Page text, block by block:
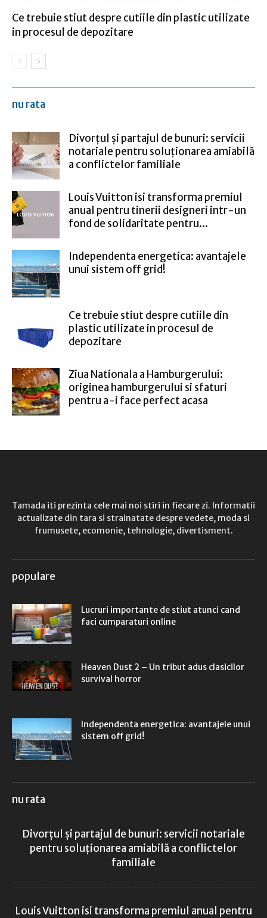
Ce trebuie stiut despre cutiile din plastic utilizate
in procesul de depozitare
nu rata
Divorțul și partajul de bunuri: servicii
notariale pentru soluționarea amiabilă
a conflictelor familiale
Louis Vuitton isi transforma premiul
anual pentru tinerii designeri intr-un
fond de solidaritate pentru...
Independenta energetica: avantajele
unui sistem off grid!
Ce trebuie stiut despre cutiile din
plastic utilizate in procesul de
depozitare
Ziua Nationala a Hamburgerului:
originea hamburgerului si sfaturi
pentru a-i face perfect acasa
Tamada iti prezinta cele mai noi stiri in fiecare zi. Informatii
actualizate din tara si strainatate despre vedete, moda si
frumusete, ecomonie, tehnologie, divertisment.
populare
Lucruri importante de stiut atunci cand
faci cumparaturi online
Heaven Dust 2 – Un tribut adus clasicilor
survival horror
Independenta energetica: avantajele unui
sistem off grid!
nu rata
Divorțul și partajul de bunuri: servicii notariale
pentru soluționarea amiabilă a conflictelor
familiale
Louis Vuitton isi transforma premiul anual pentru